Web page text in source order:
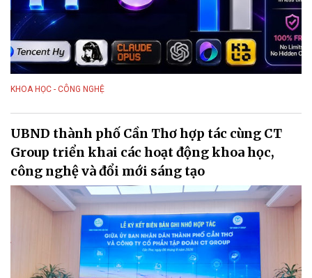
KHOA HỌC - CÔNG NGHỆ
UBND thành phố Cần Thơ hợp tác cùng CT
Group triển khai các hoạt động khoa học,
công nghệ và đổi mới sáng tạo